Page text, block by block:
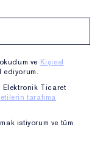
ne dersiniz?
N-R S-Z
ve Kişisel
ediyorum.
Ticaret
tarafıma
istiyorum ve tüm